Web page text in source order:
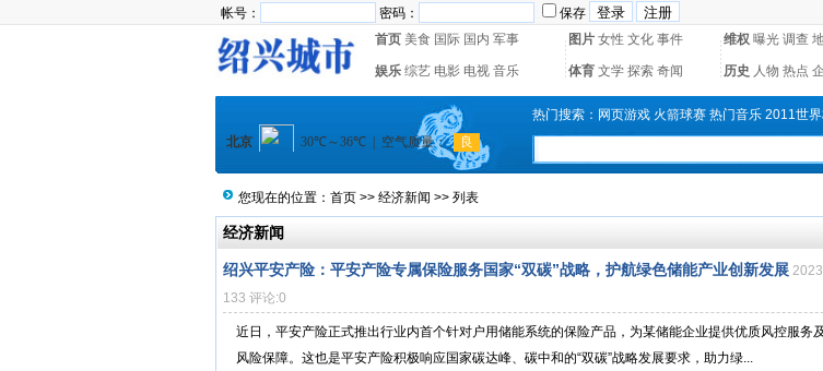
帐号： 密码： 保存
首页 美食 国际 国内 军事 图片 女性 文化 事件 维权 曝光 调查
娱乐 综艺 电影 电视 音乐 体育 文学 探索 奇闻 历史 人物 热点
热门搜索： 网页游戏 火箭球赛 热门音乐 2011世
您现在的位置： 首页 >> 经济新闻 >> 列表
经济新闻
绍兴平安产险：平安产险专属保险服务国家“双碳”战略，护航绿色储能产业创新发展
133 评论:0
近日，平安产险正式推出行业内首个针对户用储能系统的保险产品，为某储能企业提供优质风控服务
风险保障。这也是平安产险积极响应国家碳达峰、碳中和的“双碳”战略发展要求，助力绿...